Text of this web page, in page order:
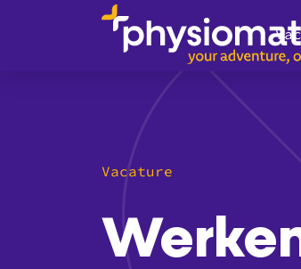
Vacature